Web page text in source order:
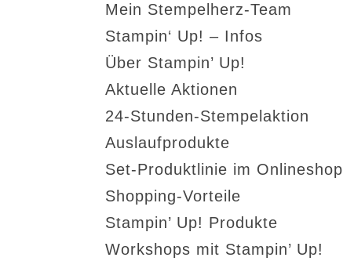
Mein Stempelherz-Team
Stampin‘ Up! – Infos
Über Stampin’ Up!
Aktuelle Aktionen
24-Stunden-Stempelaktion
Auslaufprodukte
Set-Produktlinie im Onlineshop
Shopping-Vorteile
Stampin’ Up! Produkte
Workshops mit Stampin’ Up!